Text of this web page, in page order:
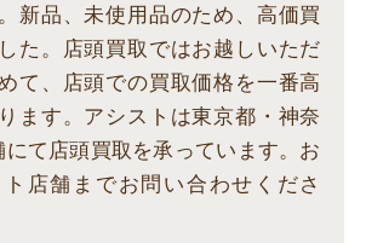
新品、未使用品のため、高価買
た。店頭買取ではお越しいただ
て、店頭での買取価格を一番高
ます。アシストは東京都・神奈
にて店頭買取を承っています。お
店舗までお問い合わせくださ